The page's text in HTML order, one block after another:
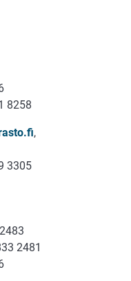
8258
,
3305
2481